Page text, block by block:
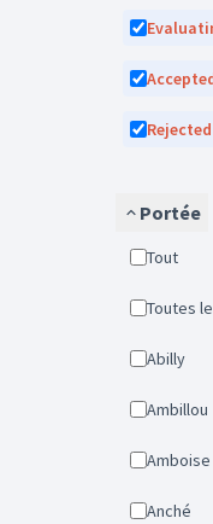
Rejected
Portée
Tout
Toutes
Abilly
Ambillou
Amboise
Anché